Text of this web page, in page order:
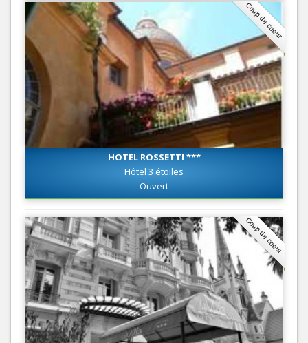
Coup de coeur
HOTEL ROSSETTI ***
Hôtel 3 étoiles
Ouvert
Coup de coeur